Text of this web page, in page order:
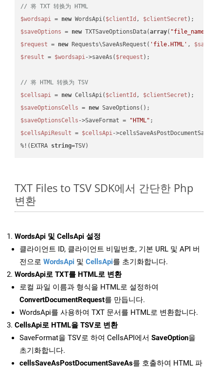
// 将 TXT 转换为 HTML
$wordsapi = new WordsApi( $clientId , $clientSecret
$saveOptions = new TXTSaveOptionsData(array( "file_name"
$request = new Requests\SaveAsRequest( 'file.HTML' ,
$result = $wordsapi->saveAs( $request );
// 将 HTML 转换为 TSV
$cellsapi = new CellsApi( $clientId , $clientSecret
$saveOptionsCells = new
$saveOptionsCells ->SaveFormat = "HTML"
$cellsApiResult = $cellsApi-
%!(EXTRA string=TSV)
TXT Files to TSV SDK에서 간단한 Php
변환
WordsApi 및 CellsApi 설정
클라이언트 ID, 클라이언트 비밀번호, 기본 URL 및 API 버
전으로 WordsApi 및 CellsApi를 초기화합니다.
WordsApi로 TXT를 HTML로 변환
로컬 파일 이름과 형식을 HTML로 설정하여
ConvertDocumentRequest를 만듭니다.
WordsApi를 사용하여 TXT 문서를 HTML로 변환합니다.
CellsApi로 HTML을 TSV로 변환
SaveFormat을 TSV로 하여 CellsAPI에서 SaveOption을
초기화합니다.
cellsSaveAsPostDocumentSaveAs를 호출하여 HTML 파